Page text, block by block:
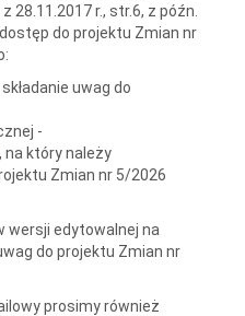
28.11.2017 r., str.6, z późn.
do projektu Zmian nr
uwag do
-
, na który należy
Zmian nr 5/2026
wersji edytowalnej na
do projektu Zmian nr
prosimy również